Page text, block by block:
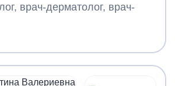
врач-дерматолог, врач-